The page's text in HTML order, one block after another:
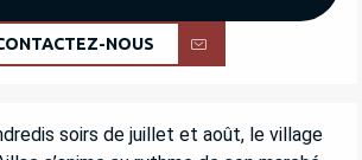
NOUS
soirs de juillet et août, le village